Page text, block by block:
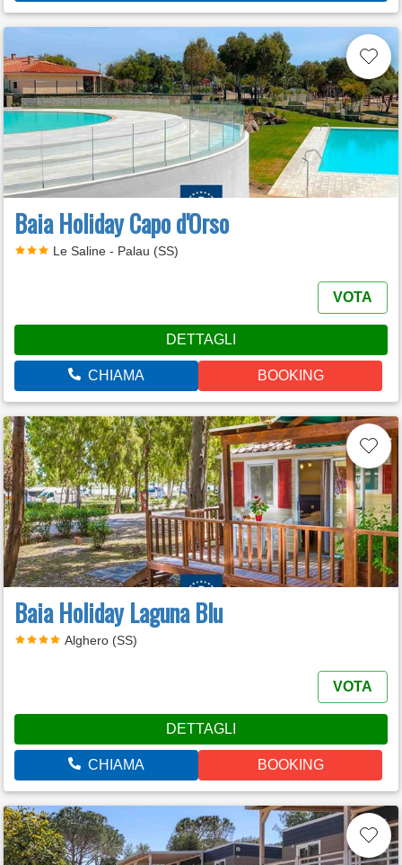
Baia Holiday Capo d'Orso
Le Saline - Palau (SS)
VOTA
DETTAGLI
CHIAMA BOOKING
Baia Holiday Laguna Blu
Alghero (SS)
VOTA
DETTAGLI
CHIAMA BOOKING